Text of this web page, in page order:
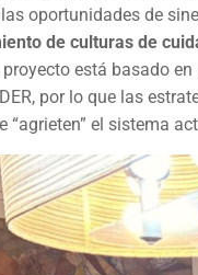
oportunidades de
de culturas de
está basado
por lo que las
“agrieten” el sistema